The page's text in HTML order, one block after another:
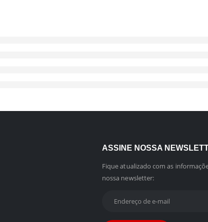
ASSINE NOSSA
Fique atualizado com as
nossa newsletter: